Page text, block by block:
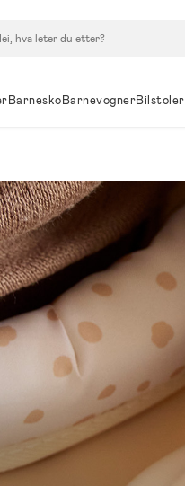
BarneskoBarnevognerBilstoler